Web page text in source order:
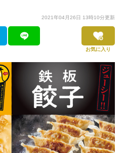
2021年04月26日 13時10分更新
お気に入り